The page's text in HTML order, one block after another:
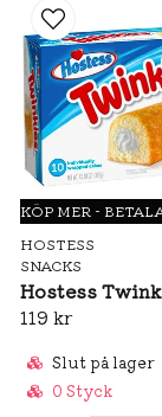
KÖP MER -
HOSTESS
SNACKS
119 kr
Slut på lager
0 Styck